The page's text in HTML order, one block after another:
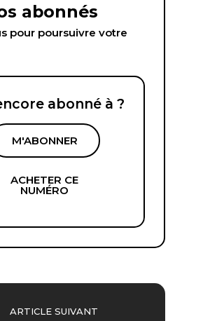
abonnés
pour poursuivre votre
abonné à ?
M'ABONNER
ACHETER CE
NUMÉRO
ARTICLE SUIVANT